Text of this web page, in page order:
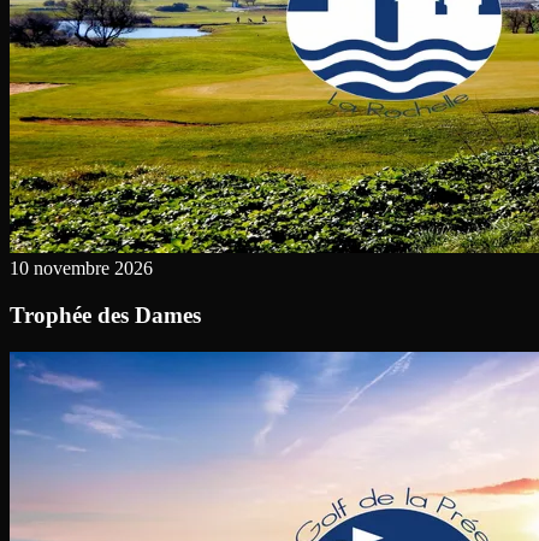
10 novembre 2026
Trophée des Dames